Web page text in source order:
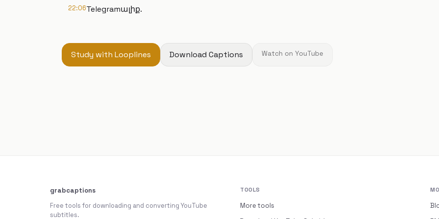
22:06Telegramալիք.
Study with Looplines Download Captions Watch on YouTube
grabcaptions
Free tools for downloading and converting YouTube
subtitles.
TOOLS
More tools